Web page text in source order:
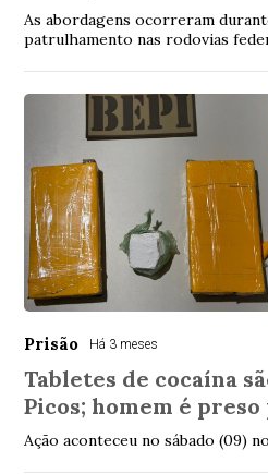
As abordagens ocorreram
patrulhamento nas rodovias
Prisão Há 3 meses
Tabletes de cocaína
Picos; homem é
Ação aconteceu no sábado (09)